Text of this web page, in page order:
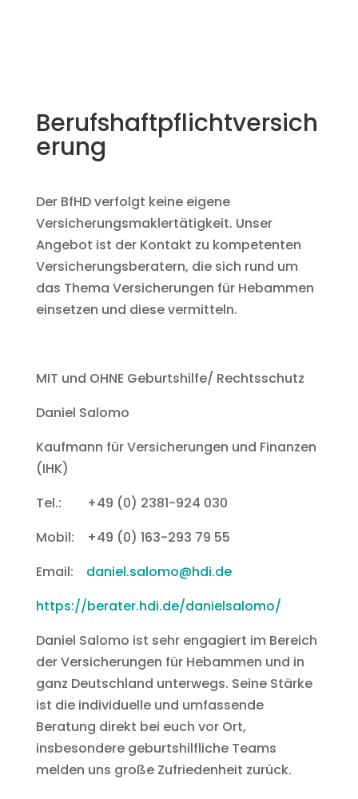
Berufshaftpflichtversich
erung
Der BfHD verfolgt keine eigene
Versicherungsmaklertätigkeit. Unser
Angebot ist der Kontakt zu kompetenten
Versicherungsberatern, die sich rund um
das Thema Versicherungen für Hebammen
einsetzen und diese vermitteln.
MIT und OHNE Geburtshilfe/ Rechtsschutz
Daniel Salomo
Kaufmann für Versicherungen und Finanzen
(IHK)
Tel.: +49 (0) 2381-924 030
Mobil: +49 (0) 163-293 79 55
Email: daniel.salomo@hdi.de
https://berater.hdi.de/danielsalomo/
Daniel Salomo ist sehr engagiert im Bereich
der Versicherungen für Hebammen und in
ganz Deutschland unterwegs. Seine Stärke
ist die individuelle und umfassende
Beratung direkt bei euch vor Ort,
insbesondere geburtshilfliche Teams
melden uns große Zufriedenheit zurück.